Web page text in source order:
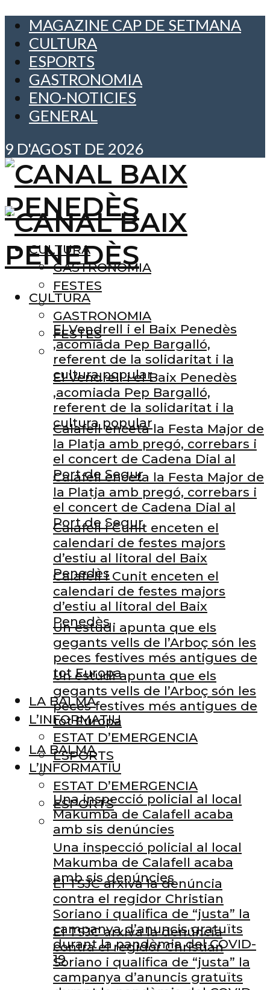
MAGAZINE CAP DE SETMANA
CULTURA
ESPORTS
GASTRONOMIA
ENO-NOTICIES
GENERAL
9 D'AGOST DE 2026
CULTURA
GASTRONOMIA
FESTES
El Vendrell i el Baix Penedès
,acomiada Pep Bargalló,
referent de la solidaritat i la
cultura popular
Calafell enceta la Festa Major de
la Platja amb pregó, correbars i
el concert de Cadena Dial al
Port de Segur
Calafell i Cunit enceten el
calendari de festes majors
d’estiu al litoral del Baix
Penedès
Un estudi apunta que els
gegants vells de l’Arboç són les
peces festives més antigues de
tot Europa
LA BALMA
L’INFORMATIU
ESTAT D’EMERGENCIA
ESPORTS
Una inspecció policial al local
Makumba de Calafell acaba
amb sis denúncies
El TSJC arxiva la denúncia
contra el regidor Christian
Soriano i qualifica de “justa” la
campanya d’anuncis gratuïts
durant la pandèmia del COVID-
19
CULTURA
GASTRONOMIA
FESTES
El Vendrell i el Baix Penedès
,acomiada Pep Bargalló,
referent de la solidaritat i la
cultura popular
Calafell enceta la Festa Major de
la Platja amb pregó, correbars i
el concert de Cadena Dial al
Port de Segur
Calafell i Cunit enceten el
calendari de festes majors
d’estiu al litoral del Baix
Penedès
Un estudi apunta que els
gegants vells de l’Arboç són les
peces festives més antigues de
tot Europa
LA BALMA
L’INFORMATIU
ESTAT D’EMERGENCIA
ESPORTS
Una inspecció policial al local
Makumba de Calafell acaba
amb sis denúncies
El TSJC arxiva la denúncia
contra el regidor Christian
Soriano i qualifica de “justa” la
campanya d’anuncis gratuïts